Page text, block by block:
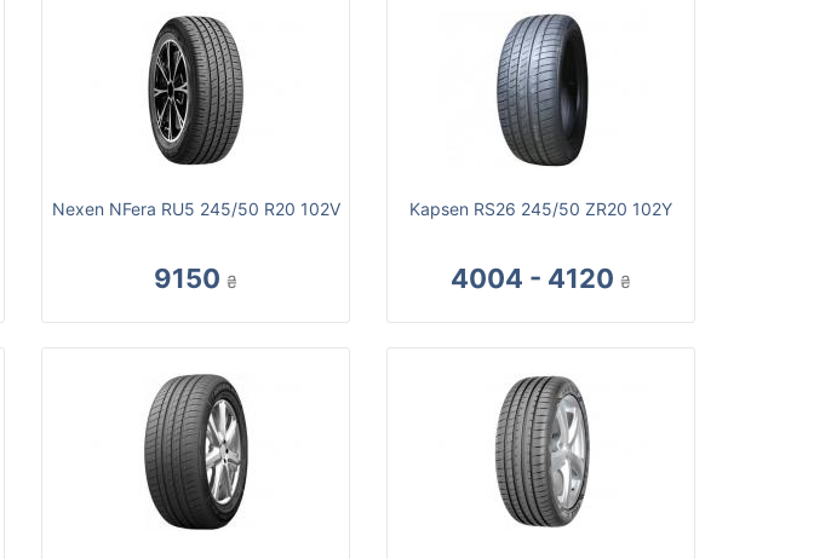
Nexen NFera RU5 245/50 R20 102V
9150 ₴
Kapsen RS26 245/50 ZR20 102Y
4004 - 4120 ₴